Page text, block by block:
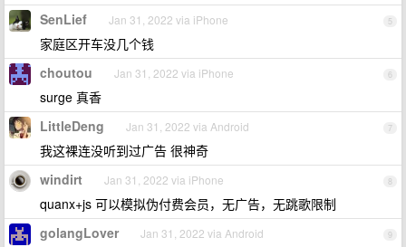
5
SenLief Jan 31, 2022 via iPhone
家庭区开车没几个钱
6
choutou Jan 31, 2022 via iPhone
surge 真香
7
LittleDeng Jan 31, 2022 via Android
我这裸连没听到过广告 很神奇
8
windirt Jan 31, 2022 via iPhone
quanx+js 可以模拟伪付费会员，无广告，无跳歌限制
9
golangLover Jan 31, 2022 via Android